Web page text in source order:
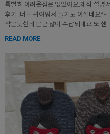
특별히 어려운점은 없었어요.제작 설명
후기 :너무 귀여워서 들기도 아깝네요
작은듯한데 은근 많이 수납되네요.또 핸...
READ MORE